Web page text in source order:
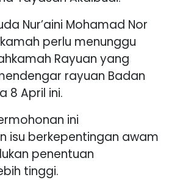
Nur’aini Mohamad Nor
perlu menunggu
Rayuan yang
rayuan Badan
8 April ini.
ini
isu berkepentingan awam
penentuan
tinggi.